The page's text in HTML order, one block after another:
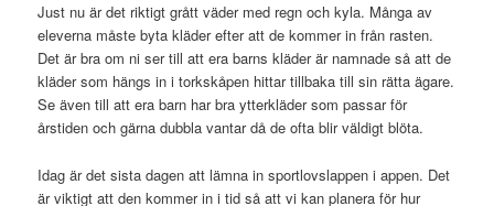
Just nu är det riktigt grått väder med regn och kyla. Många av
eleverna måste byta kläder efter att de kommer in från rasten.
Det är bra om ni ser till att era barns kläder är namnade så att de
kläder som hängs in i torkskåpen hittar tillbaka till sin rätta ägare.
Se även till att era barn har bra ytterkläder som passar för
årstiden och gärna dubbla vantar då de ofta blir väldigt blöta.
Idag är det sista dagen att lämna in sportlovslappen i appen. Det
är viktigt att den kommer in i tid så att vi kan planera för hur